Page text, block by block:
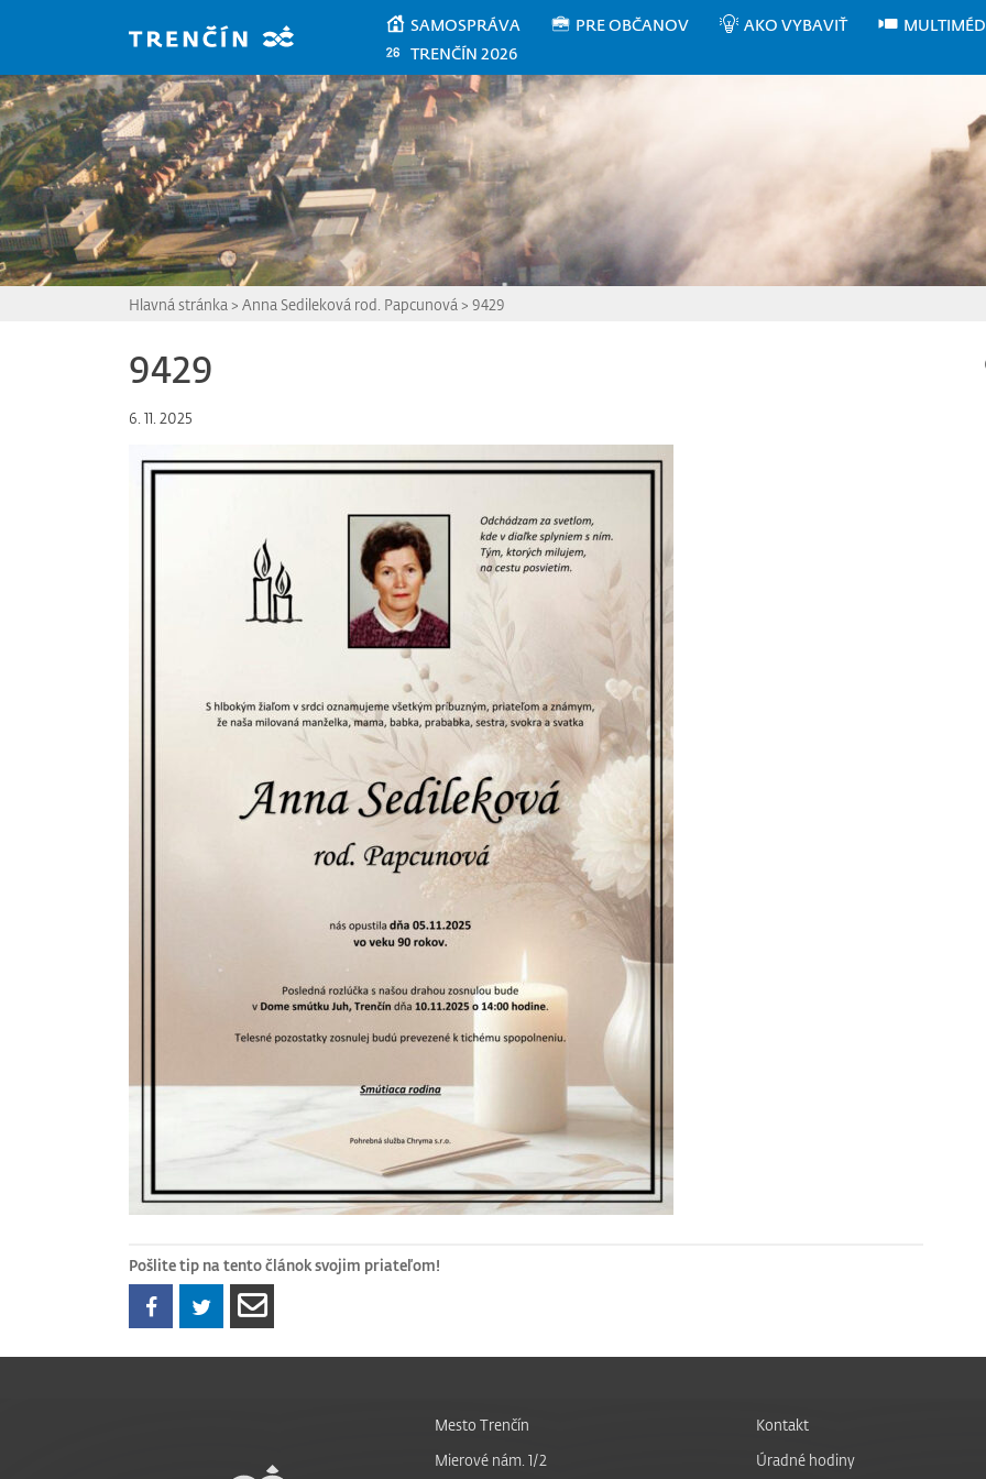
SAMOSPRÁVA PRE OBČANOV AKO VYBAVIŤ
TRENČÍN 2026
Hlavná stránka > Anna Sedileková rod. Papcunová > 9429
9429
6. 11. 2025
Pošlite tip na tento článok svojim priateľom!
Mesto Trenčín
Mierové nám. 1/2
Kontakt
Úradné hodiny